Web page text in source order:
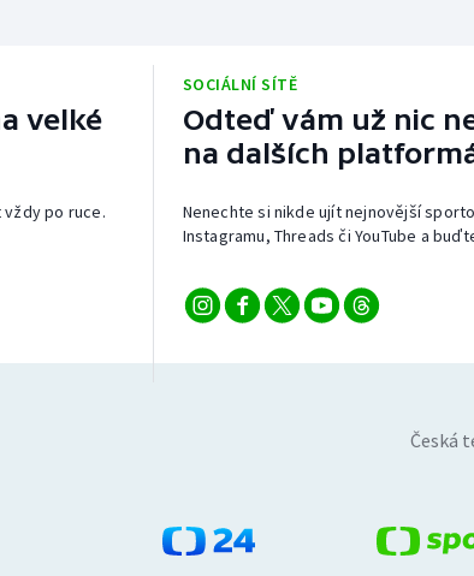
velké
vždy po ruce.
SOCIÁLNÍ SÍTĚ
Odteď vám už nic
na dalších
Nenechte si nikde ujít nejnovější
Instagramu, Threads či YouTube a
Česká